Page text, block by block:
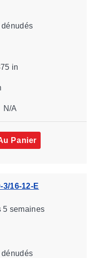
dénudés
in
N/A
Panier
3/16-12-E
semaines
dénudés